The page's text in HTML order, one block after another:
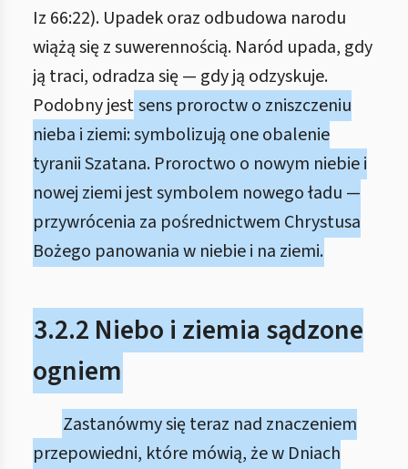
Iz 66:22). Upadek oraz odbudowa narodu
wiążą się z suwerennością. Naród upada, gdy
ją traci, odradza się — gdy ją odzyskuje.
Podobny jestsens proroctw o zniszczeniu
nieba i ziemi: symbolizują one obalenie
tyranii Szatana. Proroctwo o nowym niebie i
nowej ziemi jest symbolem nowego ładu —
przywrócenia za pośrednictwem Chrystusa
Bożego panowania w niebie i na ziemi.
3.2.2 Niebo i ziemia sądzone
ogniem
Zastanówmy się teraz nad znaczeniem
przepowiedni, które mówią, że w Dniach